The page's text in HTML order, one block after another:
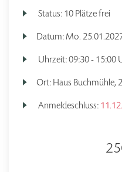
Status: 10 Plätze frei
Datum: Mo.
Uhrzeit:09:30 - 15:00
Ort: Haus Buchmühle,
Anmeldeschluss: